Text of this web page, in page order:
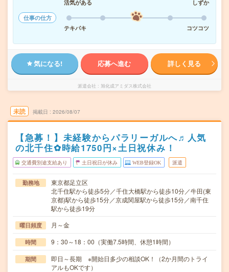
活気がある
しずか
仕事の仕方
テキパキ
コツコツ
気になる! 応募へ進む 詳しく見る
派遣会社 旭化成アミダス株式会社
未読 掲載日 2026/08/07
【急募！】未経験からパラリーガルへ♬人気
の北千住✿時給1750円×土日祝休み！
交通費別途支給あり 土日祝日が休み WEB登録OK 派遣
勤務地
東京都足立区
北千住駅から徒歩5分／千住大橋駅から徒歩10分／牛田(東
京都)駅から徒歩15分／京成関屋駅から徒歩15分／南千住
駅から徒歩19分
曜日頻度 月～金
時間 9：30～18：00（実働7.5時間、休憩1時間）
期間
即日～長期 ※開始日多少の相談OK！（2か月間のトライ
アルもOKです）